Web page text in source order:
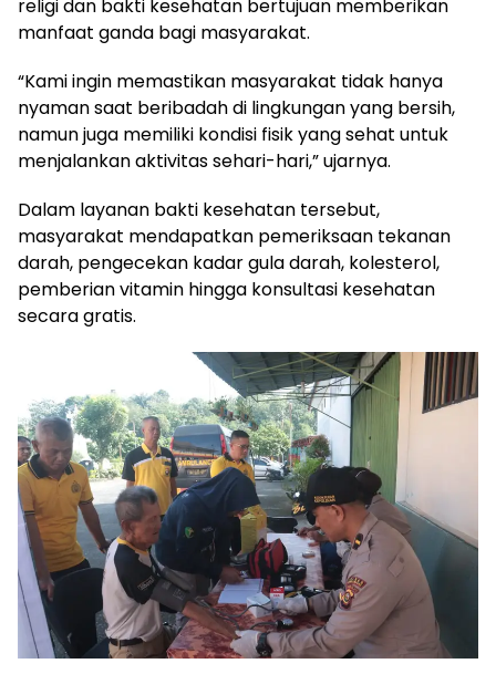
religi dan bakti kesehatan bertujuan memberikan
manfaat ganda bagi masyarakat.
“Kami ingin memastikan masyarakat tidak hanya
nyaman saat beribadah di lingkungan yang bersih,
namun juga memiliki kondisi fisik yang sehat untuk
menjalankan aktivitas sehari-hari,” ujarnya.
Dalam layanan bakti kesehatan tersebut,
masyarakat mendapatkan pemeriksaan tekanan
darah, pengecekan kadar gula darah, kolesterol,
pemberian vitamin hingga konsultasi kesehatan
secara gratis.